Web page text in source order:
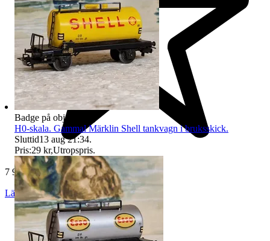
7 964 omdömen
Läs omdömen Följ
Badge på objektet:
Ny
H0-skala. Gammal Märklin Shell tankvagn i bruksskick.
Sluttid13 aug 21:34.
Pris:29 kr,Utropspris.